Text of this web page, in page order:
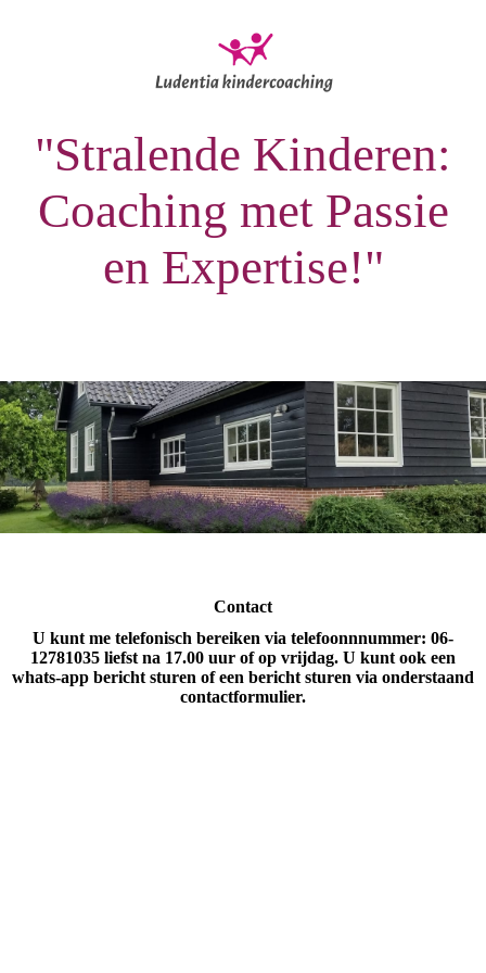
"Stralende Kinderen:
Coaching met Passie
en Expertise!"
Contact
U kunt me telefonisch bereiken via telefoonnnummer: 06-
12781035 liefst na 17.00 uur of op vrijdag. U kunt ook een
whats-app bericht sturen of een bericht sturen via onderstaand
contactformulier.